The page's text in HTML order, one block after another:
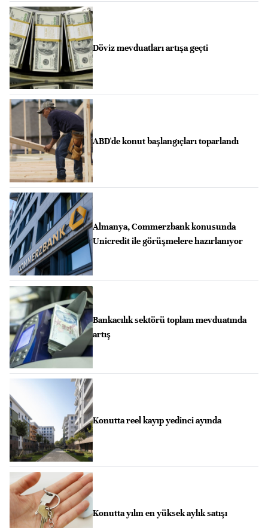
Döviz mevduatları artışa geçti
ABD'de konut başlangıçları toparlandı
Almanya, Commerzbank konusunda
Unicredit ile görüşmelere hazırlanıyor
Bankacılık sektörü toplam mevduatında
artış
Konutta reel kayıp yedinci ayında
Konutta yılın en yüksek aylık satışı